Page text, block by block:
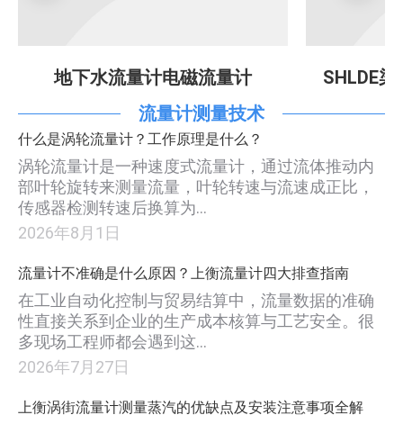
地下水流量计电磁流量计
SHLDE
流量计测量技术
什么是涡轮流量计？工作原理是什么？
涡轮流量计是一种速度式流量计，通过流体推动内
部叶轮旋转来测量流量，叶轮转速与流速成正比，
传感器检测转速后换算为…
2026年8月1日
流量计不准确是什么原因？上衡流量计四大排查指南
在工业自动化控制与贸易结算中，流量数据的准确
性直接关系到企业的生产成本核算与工艺安全。很
多现场工程师都会遇到这…
2026年7月27日
上衡涡街流量计测量蒸汽的优缺点及安装注意事项全解